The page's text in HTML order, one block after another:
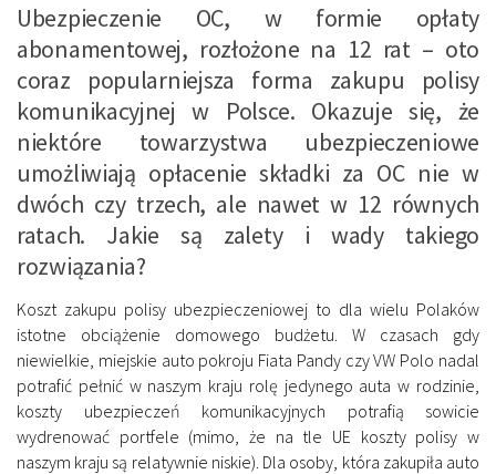
Ubezpieczenie OC, w formie opłaty
abonamentowej, rozłożone na 12 rat – oto
coraz popularniejsza forma zakupu polisy
komunikacyjnej w Polsce. Okazuje się, że
niektóre towarzystwa ubezpieczeniowe
umożliwiają opłacenie składki za OC nie w
dwóch czy trzech, ale nawet w 12 równych
ratach. Jakie są zalety i wady takiego
rozwiązania?
Koszt zakupu polisy ubezpieczeniowej to dla wielu Polaków
istotne obciążenie domowego budżetu. W czasach gdy
niewielkie, miejskie auto pokroju Fiata Pandy czy VW Polo nadal
potrafić pełnić w naszym kraju rolę jedynego auta w rodzinie,
koszty ubezpieczeń komunikacyjnych potrafią sowicie
wydrenować portfele (mimo, że na tle UE koszty polisy w
naszym kraju są relatywnie niskie). Dla osoby, która zakupiła auto